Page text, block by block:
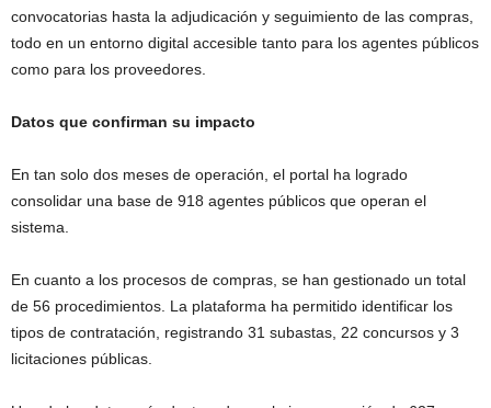
convocatorias hasta la adjudicación y seguimiento de las compras,
todo en un entorno digital accesible tanto para los agentes públicos
como para los proveedores.
Datos que confirman su impacto
En tan solo dos meses de operación, el portal ha logrado
consolidar una base de 918 agentes públicos que operan el
sistema.
En cuanto a los procesos de compras, se han gestionado un total
de 56 procedimientos. La plataforma ha permitido identificar los
tipos de contratación, registrando 31 subastas, 22 concursos y 3
licitaciones públicas.